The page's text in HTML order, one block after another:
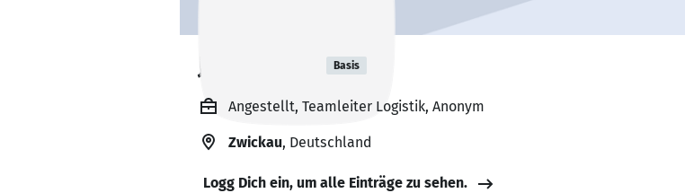
Jana Meier Basis
Angestellt, Teamleiter Logistik, Anonym
Zwickau, Deutschland
Logg Dich ein, um alle Einträge zu sehen.